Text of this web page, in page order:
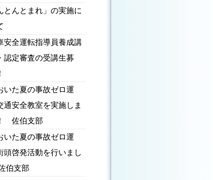
とんとまれ」の実施に
安全運転指導員養成講
認定審査の受講生募
いた夏の事故ゼロ運
通安全教室を実施しま
佐伯支部
いた夏の事故ゼロ運
頭啓発活動を行いまし
伯支部